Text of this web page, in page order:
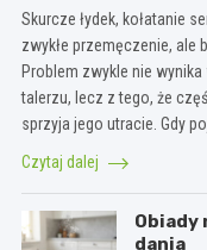
Skurcze łydek, kołatanie
zwykłe przemęczenie, ale
Problem zwykle nie
talerzu, lecz z tego, że
sprzyja jego utracie. Gdy
Czytaj dalej
Obiady
dania